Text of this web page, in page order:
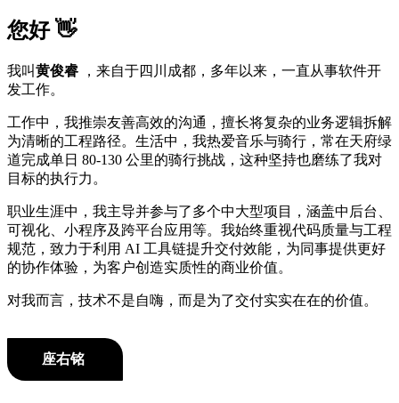
您好 👋
我叫黄俊睿 ，来自于四川成都，多年以来，一直从事软件开
发工作。
工作中，我推崇友善高效的沟通，擅长将复杂的业务逻辑拆解
为清晰的工程路径。生活中，我热爱音乐与骑行，常在天府绿
道完成单日 80-130 公里的骑行挑战，这种坚持也磨练了我对
目标的执行力。
职业生涯中，我主导并参与了多个中大型项目，涵盖中后台、
可视化、小程序及跨平台应用等。我始终重视代码质量与工程
规范，致力于利用 AI 工具链提升交付效能，为同事提供更好
的协作体验，为客户创造实质性的商业价值。
对我而言，技术不是自嗨，而是为了交付实实在在的价值。
座右铭